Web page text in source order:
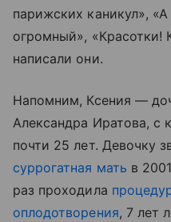
парижских каникул»,
огромный»,
написали они.
Напомним, Ксения —
Александра Иратова, с
почти 25 лет. Девочку
суррогатная мать в
раз проходила
оплодотворения, 7 лет